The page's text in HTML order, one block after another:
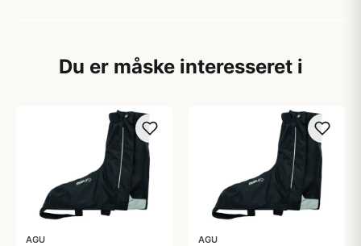
Du er måske interesseret i
AGU AGU